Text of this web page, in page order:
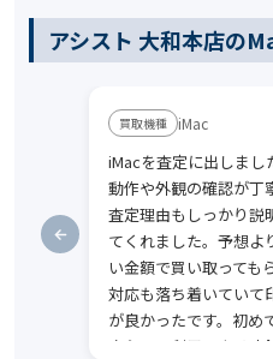
アシスト 大和本店の
iMac
iMacを査定に出しまし
動作や外観の確認が丁
査定理由もしっかり説
てくれました。予想よ
い金額で買い取っても
対応も落ち着いていて
が良かったです。初め
安心して利用できる店